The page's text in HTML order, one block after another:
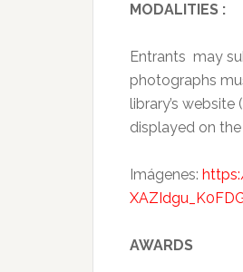
MODALITIES :
Entrants may
photographs
library’s website (
displayed on
Imágenes:
AWARDS